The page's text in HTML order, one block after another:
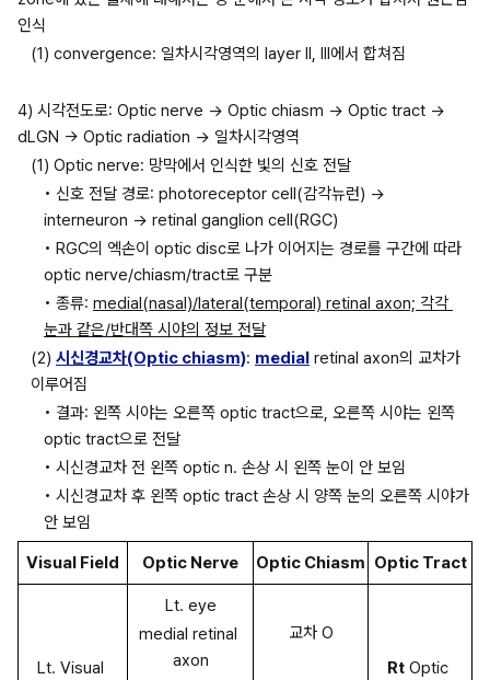
인식
(1) convergence: 일차시각영역의 layer II, III에서 합쳐짐
4) 시각전도로: Optic nerve → Optic chiasm → Optic tract →
dLGN → Optic radiation → 일차시각영역
(1) Optic nerve: 망막에서 인식한 빛의 신호 전달
• 신호 전달 경로: photoreceptor cell(감각뉴런) →
interneuron → retinal ganglion cell(RGC)
• RGC의 엑손이 optic disc로 나가 이어지는 경로를 구간에 따라
optic nerve/chiasm/tract로 구분
• 종류: medial(nasal)/lateral(temporal) retinal axon; 각각
눈과 같은/반대쪽 시야의 정보 전달
(2) 시신경교차(Optic chiasm): medial retinal axon의 교차가
이루어짐
• 결과: 왼쪽 시야는 오른쪽 optic tract으로, 오른쪽 시야는 왼쪽
optic tract으로 전달
• 시신경교차 전 왼쪽 optic n. 손상 시 왼쪽 눈이 안 보임
• 시신경교차 후 왼쪽 optic tract 손상 시 양쪽 눈의 오른쪽 시야가
안 보임
Visual Field Optic Nerve Optic Chiasm Optic Tract
Lt. Visual
Lt. eye
medial retinal
axon
교차 O
Rt Optic